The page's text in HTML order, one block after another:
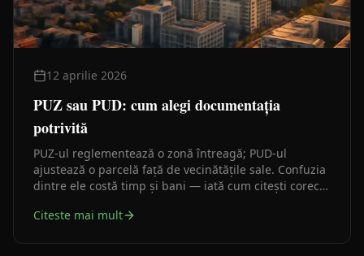
12 aprilie 2026
PUZ sau PUD: cum alegi documentația
potrivită
PUZ-ul reglementează o zonă întreagă; PUD-ul
ajustează o parcelă față de vecinătățile sale. Confuzia
dintre ele costă timp și bani — iată cum citești corect
drum mergi.
Citeste mai mult